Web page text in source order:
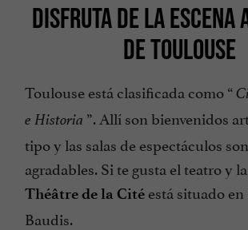
DISFRUTA DE LA ESCENA
DE TOULOUSE
Toulouse está clasificada como “
e Historia ”. Allí son bienvenidos
tipo y las salas de espectáculos
agradables. Si te gusta el teatro y
Théâtre de la Cité está situado
Baudis.